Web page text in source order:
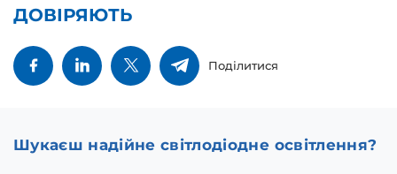
ДОВІРЯЮТЬ
Поділитися
Шукаєш надійне світлодіодне освітлення?